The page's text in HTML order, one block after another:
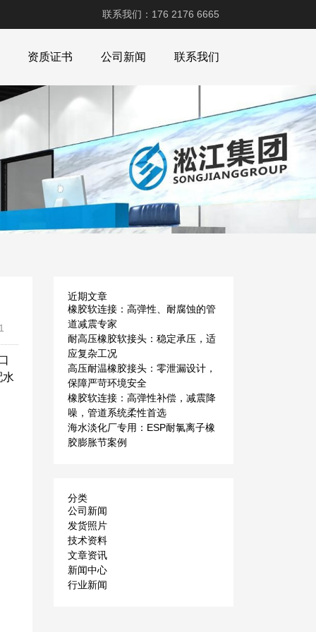
联系我们：176 2176 6665
资质证书 公司新闻 联系我们
水
近期文章
橡胶软连接：高弹性、耐腐蚀的管
道减震专家
耐高压橡胶软接头：稳定承压，适
应复杂工况
高压耐温橡胶接头：零泄漏设计，
保障严苛环境安全
橡胶软连接：高弹性补偿，减震降
噪，管道系统柔性首选
海水淡化厂专用：ESP耐氯离子橡
胶膨胀节案例
分类
公司新闻
发货照片
技术资料
文章资讯
新闻中心
行业新闻